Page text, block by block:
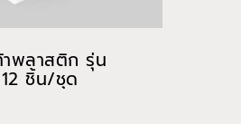
พลาสติก รุ่น
ชิ้น/ชุด